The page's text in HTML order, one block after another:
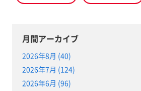
月間アーカイブ
2026年8月 (40)
2026年7月 (124)
2026年6月 (96)